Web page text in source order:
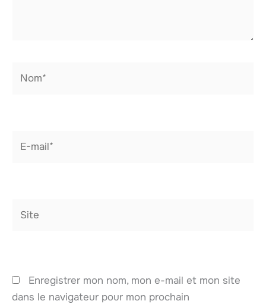
Enregistrer mon nom, mon e-mail et mon site
dans le navigateur pour mon prochain